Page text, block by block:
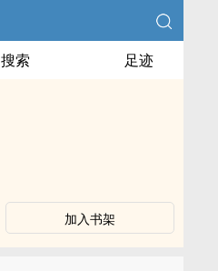
搜索 足迹
加入书架